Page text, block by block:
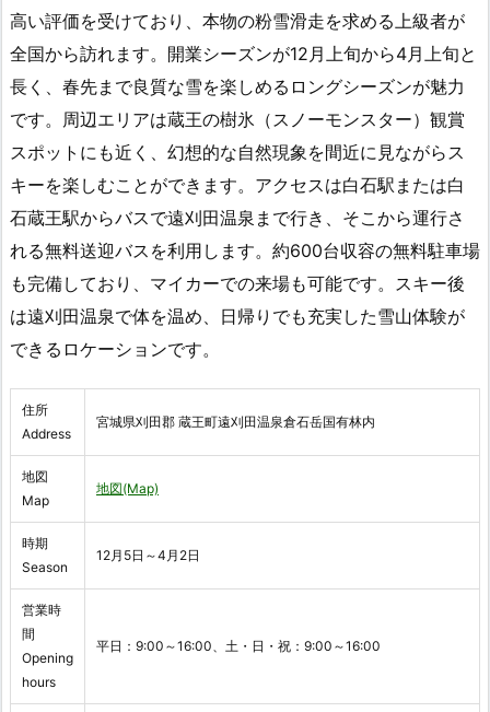
高い評価を受けており、本物の粉雪滑走を求める上級者が
全国から訪れます。開業シーズンが12月上旬から4月上旬と
長く、春先まで良質な雪を楽しめるロングシーズンが魅力
です。周辺エリアは蔵王の樹氷（スノーモンスター）観賞
スポットにも近く、幻想的な自然現象を間近に見ながらス
キーを楽しむことができます。アクセスは白石駅または白
石蔵王駅からバスで遠刈田温泉まで行き、そこから運行さ
れる無料送迎バスを利用します。約600台収容の無料駐車場
も完備しており、マイカーでの来場も可能です。スキー後
は遠刈田温泉で体を温め、日帰りでも充実した雪山体験が
できるロケーションです。
住所
Address
宮城県刈田郡 蔵王町遠刈田温泉倉石岳国有林内
地図
Map
地図(Map)
時期
Season
12月5日～4月2日
営業時
間
Opening
hours
平日：9:00～16:00、土・日・祝：9:00～16:00